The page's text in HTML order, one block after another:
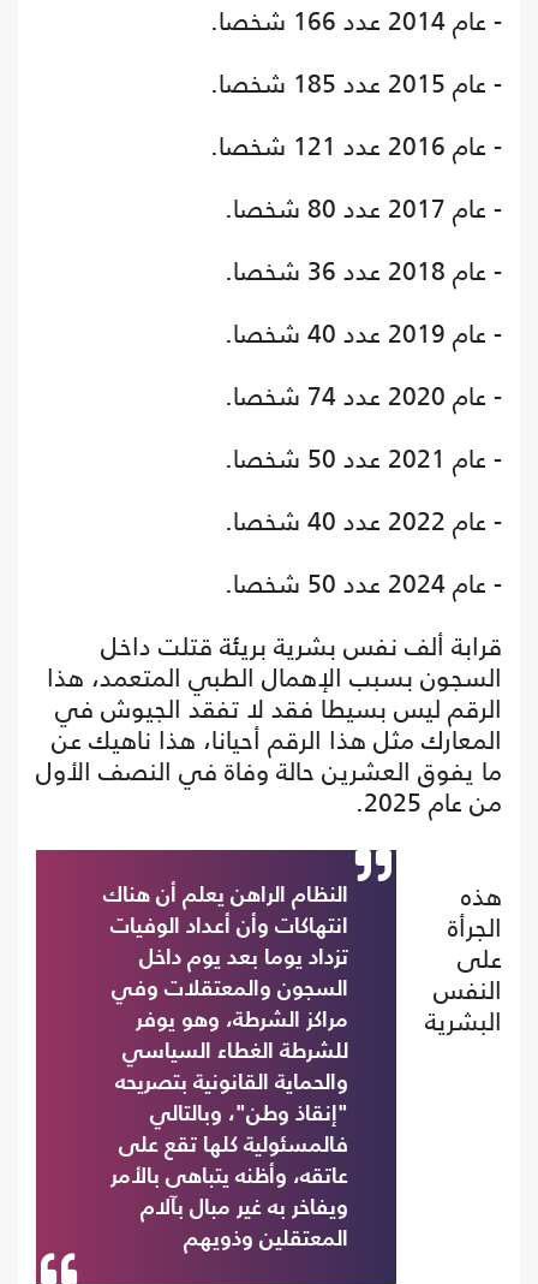
- عام 2014 عدد 166 شخصا.
- عام 2015 عدد 185 شخصا.
- عام 2016 عدد 121 شخصا.
- عام 2017 عدد 80 شخصا.
- عام 2018 عدد 36 شخصا.
- عام 2019 عدد 40 شخصا.
- عام 2020 عدد 74 شخصا.
- عام 2021 عدد 50 شخصا.
- عام 2022 عدد 40 شخصا.
- عام 2024 عدد 50 شخصا.
قرابة ألف نفس بشرية بريئة قتلت داخل
السجون بسبب الإهمال الطبي المتعمد، هذا
الرقم ليس بسيطا فقد لا تفقد الجيوش في
المعارك مثل هذا الرقم أحيانا، هذا ناهيك عن
ما يفوق العشرين حالة وفاة في النصف الأول
من عام 2025.
النظام الراهن يعلم أن هناك
انتهاكات وأن أعداد الوفيات
تزداد يوما بعد يوم داخل
السجون والمعتقلات وفي
مراكز الشرطة، وهو يوفر
للشرطة الغطاء السياسي
والحماية القانونية بتصريحه
"إنقاذ وطن"، وبالتالي
فالمسئولية كلها تقع على
عاتقه، وأظنه يتباهى بالأمر
ويفاخر به غير مبال بآلام
المعتقلين وذويهم
هذه
الجرأة
على
النفس
البشرية